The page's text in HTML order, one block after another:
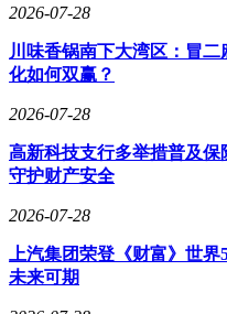
2026-07-28
川味香锅南下大湾区：冒
化如何双赢？
2026-07-28
高新科技支行多举措普及
守护财产安全
2026-07-28
上汽集团荣登《财富》世
未来可期